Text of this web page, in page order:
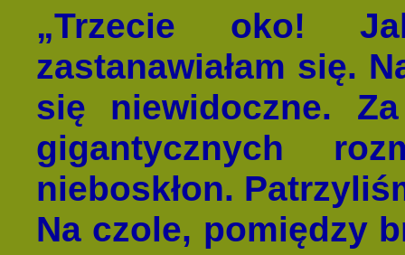
„Trzecie oko!
zastanawiałam się.
się niewidoczne.
gigantycznych
nieboskłon.
Na czole, pomiędzy